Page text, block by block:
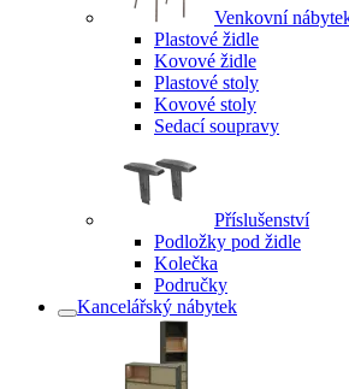
Venkovní
Plastové židle
Kovové židle
Plastové stoly
Kovové stoly
Sedací soupravy
Příslušenství
Podložky pod židle
Kolečka
Područky
Kancelářský nábytek